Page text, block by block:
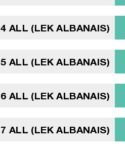
4 ALL (LEK ALBANAIS)
5 ALL (LEK ALBANAIS)
6 ALL (LEK ALBANAIS)
7 ALL (LEK ALBANAIS)